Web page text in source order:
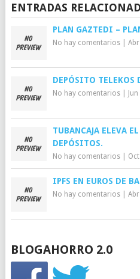
ENTRADAS
PLAN GAZTEDI –
No hay comentarios|
DEPÓSITO TELEKOS
No hay comentarios|
TUBANCAJA ELEVA
DEPÓSITOS.
No hay comentarios|
IPFS EN EUROS DE
No hay comentarios|
BLOGAHORRO 2.0